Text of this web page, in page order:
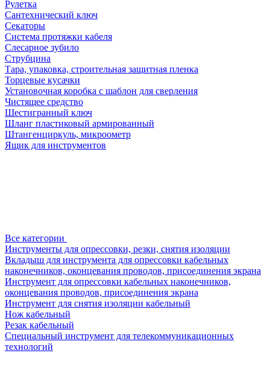
Рулетка
Сантехнический ключ
Секаторы
Система протяжки кабеля
Слесарное зубило
Струбцина
Тара, упаковка, строительная защитная пленка
Торцевые кусачки
Установочная коробка с шаблон для сверления
Чистящее средство
Шестигранный ключ
Шланг пластиковый армированный
Штангенциркуль, микроометр
Ящик для инструментов
Все категории
Инструменты для опрессовки, резки, снятия изоляции
Вкладыш для инструмента для опрессовки кабельных
наконечников, оконцевания проводов, присоединения экрана
Инструмент для опрессовки кабельных наконечников,
оконцевания проводов, присоединения экрана
Инструмент для снятия изоляции кабельный
Нож кабельный
Резак кабельный
Специальный инструмент для телекоммуникационных
технологий